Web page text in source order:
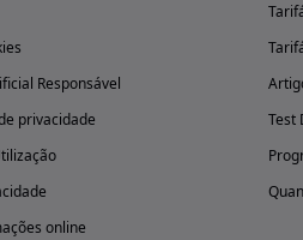
Responsável
privacidade
online
Test